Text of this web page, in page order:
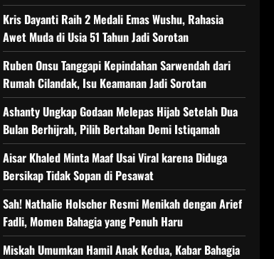
Kris Dayanti Raih 2 Medali Emas Wushu, Rahasia
Awet Muda di Usia 51 Tahun Jadi Sorotan
Ruben Onsu Tanggapi Kepindahan Sarwendah dari
Rumah Cilandak, Isu Keamanan Jadi Sorotan
Ashanty Ungkap Godaan Melepas Hijab Setelah Dua
Bulan Berhijrah, Pilih Bertahan Demi Istiqamah
Aisar Khaled Minta Maaf Usai Viral karena Diduga
Bersikap Tidak Sopan di Pesawat
Sah! Nathalie Holscher Resmi Menikah dengan Arief
Fadli, Momen Bahagia yang Penuh Haru
Miskah Umumkan Hamil Anak Kedua, Kabar Bahagia